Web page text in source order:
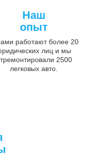
Наш
опыт
работают более 20
лиц и мы
2500
легковых авто.